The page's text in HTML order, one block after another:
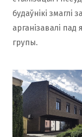
будаўнікі змаглі
арганізавалі
групы.